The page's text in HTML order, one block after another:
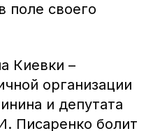
поле своего
Киевки –
организации
и депутата
Писаренко болит